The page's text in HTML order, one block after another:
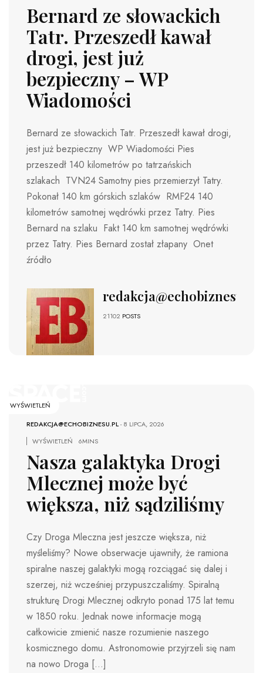
Bernard ze słowackich
Tatr. Przeszedł kawał
drogi, jest już
bezpieczny – WP
Wiadomości
Bernard ze słowackich Tatr. Przeszedł kawał drogi,
jest już bezpieczny WP Wiadomości Pies
przeszedł 140 kilometrów po tatrzańskich
szlakach TVN24 Samotny pies przemierzył Tatry.
Pokonał 140 km górskich szlaków RMF24 140
kilometrów samotnej wędrówki przez Tatry. Pies
Bernard na szlaku Fakt 140 km samotnej wędrówki
przez Tatry. Pies Bernard został złapany Onet
źródło
redakcja@echobiznesu.pl
21102 POSTS
WYŚWIETLEŃ
REDAKCJA@ECHOBIZNESU.PL-8 LIPCA, 2026
WYŚWIETLEŃ
6MINS
Nasza galaktyka Drogi
Mlecznej może być
większa, niż sądziliśmy
Czy Droga Mleczna jest jeszcze większa, niż
myśleliśmy? Nowe obserwacje ujawniły, że ramiona
spiralne naszej galaktyki mogą rozciągać się dalej i
szerzej, niż wcześniej przypuszczaliśmy. Spiralną
strukturę Drogi Mlecznej odkryto ponad 175 lat temu
w 1850 roku. Jednak nowe informacje mogą
całkowicie zmienić nasze rozumienie naszego
kosmicznego domu. Astronomowie przyjrzeli się nam
na nowo Droga […]